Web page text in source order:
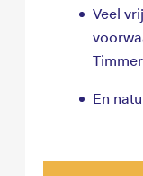
Veel
En